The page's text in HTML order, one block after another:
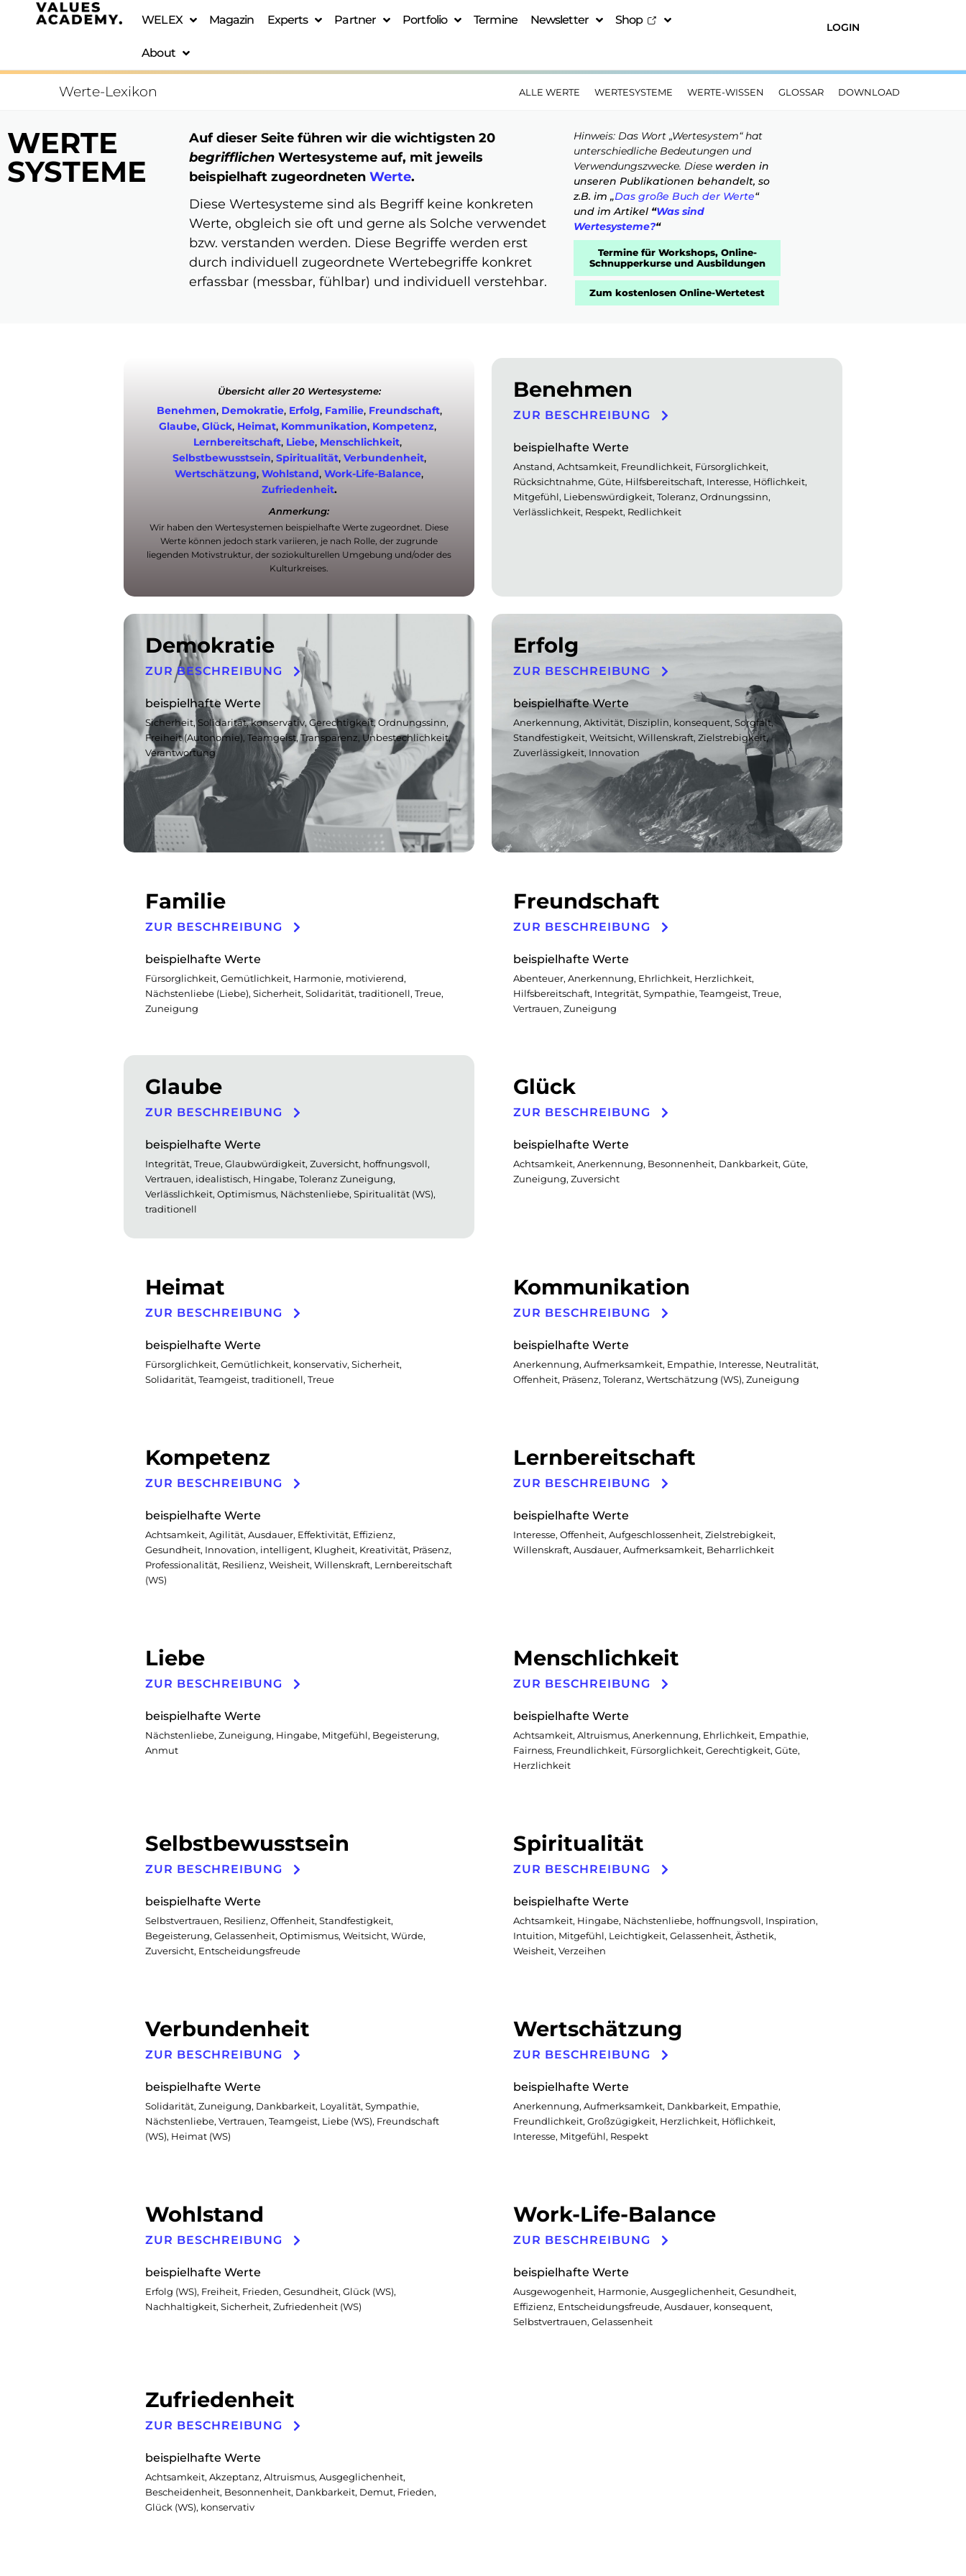
WELEX Magazin Experts Partner Portfolio Termine Newsletter Shop
About
LOGIN
Werte-Lexikon ALLE WERTE WERTESYSTEME WERTE-WISSEN GLOSSAR DOWNLOAD
WERTE
SYSTEME
Auf dieser Seite führen wir die wichtigsten 20
begrifflichen Wertesysteme auf, mit jeweils
beispielhaft zugeordneten Werte.
Diese Wertesysteme sind als Begriff keine konkreten
Werte, obgleich sie oft und gerne als Solche verwendet
bzw. verstanden werden. Diese Begriffe werden erst
durch individuell zugeordnete Wertebegriffe konkret
erfassbar (messbar, fühlbar) und individuell verstehbar.
Hinweis: Das Wort „Wertesystem“ hat
unterschiedliche Bedeutungen und
Verwendungszwecke. Diese werden in
unseren Publikationen behandelt, so
z.B. im „Das große Buch der Werte“
und im Artikel “Was sind
Wertesysteme?“
Termine für Workshops, Online-
Schnupperkurse und Ausbildungen
Zum kostenlosen Online-Wertetest
Übersicht aller 20 Wertesysteme:
Benehmen, Demokratie, Erfolg, Familie, Freundschaft,
Glaube, Glück, Heimat, Kommunikation, Kompetenz,
Lernbereitschaft, Liebe, Menschlichkeit,
Selbstbewusstsein, Spiritualität, Verbundenheit,
Wertschätzung, Wohlstand, Work-Life-Balance,
Zufriedenheit.
Anmerkung:
Wir haben den Wertesystemen beispielhafte Werte zugeordnet. Diese
Werte können jedoch stark variieren, je nach Rolle, der zugrunde
liegenden Motivstruktur, der soziokulturellen Umgebung und/oder des
Kulturkreises.
Benehmen
ZUR BESCHREIBUNG
beispielhafte Werte
Anstand, Achtsamkeit, Freundlichkeit, Fürsorglichkeit,
Rücksichtnahme, Güte, Hilfsbereitschaft, Interesse, Höflichkeit,
Mitgefühl, Liebenswürdigkeit, Toleranz, Ordnungssinn,
Verlässlichkeit, Respekt, Redlichkeit
Demokratie
ZUR BESCHREIBUNG
beispielhafte Werte
Sicherheit, Solidarität, konservativ, Gerechtigkeit, Ordnungssinn,
Freiheit (Autonomie), Teamgeist, Transparenz, Unbestechlichkeit,
Verantwortung
Erfolg
ZUR BESCHREIBUNG
beispielhafte Werte
Anerkennung, Aktivität, Disziplin, konsequent, Sorgfalt,
Standfestigkeit, Weitsicht, Willenskraft, Zielstrebigkeit,
Zuverlässigkeit, Innovation
Familie
ZUR BESCHREIBUNG
beispielhafte Werte
Fürsorglichkeit, Gemütlichkeit, Harmonie, motivierend,
Nächstenliebe (Liebe), Sicherheit, Solidarität, traditionell, Treue,
Zuneigung
Freundschaft
ZUR BESCHREIBUNG
beispielhafte Werte
Abenteuer, Anerkennung, Ehrlichkeit, Herzlichkeit,
Hilfsbereitschaft, Integrität, Sympathie, Teamgeist, Treue,
Vertrauen, Zuneigung
Glaube
ZUR BESCHREIBUNG
beispielhafte Werte
Integrität, Treue, Glaubwürdigkeit, Zuversicht, hoffnungsvoll,
Vertrauen, idealistisch, Hingabe, Toleranz Zuneigung,
Verlässlichkeit, Optimismus, Nächstenliebe, Spiritualität (WS),
traditionell
Glück
ZUR BESCHREIBUNG
beispielhafte Werte
Achtsamkeit, Anerkennung, Besonnenheit, Dankbarkeit, Güte,
Zuneigung, Zuversicht
Heimat
ZUR BESCHREIBUNG
beispielhafte Werte
Fürsorglichkeit, Gemütlichkeit, konservativ, Sicherheit,
Solidarität, Teamgeist, traditionell, Treue
Kommunikation
ZUR BESCHREIBUNG
beispielhafte Werte
Anerkennung, Aufmerksamkeit, Empathie, Interesse, Neutralität,
Offenheit, Präsenz, Toleranz, Wertschätzung (WS), Zuneigung
Kompetenz
ZUR BESCHREIBUNG
beispielhafte Werte
Achtsamkeit, Agilität, Ausdauer, Effektivität, Effizienz,
Gesundheit, Innovation, intelligent, Klugheit, Kreativität, Präsenz,
Professionalität, Resilienz, Weisheit, Willenskraft, Lernbereitschaft
(WS)
Lernbereitschaft
ZUR BESCHREIBUNG
beispielhafte Werte
Interesse, Offenheit, Aufgeschlossenheit, Zielstrebigkeit,
Willenskraft, Ausdauer, Aufmerksamkeit, Beharrlichkeit
Liebe
ZUR BESCHREIBUNG
beispielhafte Werte
Nächstenliebe, Zuneigung, Hingabe, Mitgefühl, Begeisterung,
Anmut
Menschlichkeit
ZUR BESCHREIBUNG
beispielhafte Werte
Achtsamkeit, Altruismus, Anerkennung, Ehrlichkeit, Empathie,
Fairness, Freundlichkeit, Fürsorglichkeit, Gerechtigkeit, Güte,
Herzlichkeit
Selbstbewusstsein
ZUR BESCHREIBUNG
beispielhafte Werte
Selbstvertrauen, Resilienz, Offenheit, Standfestigkeit,
Begeisterung, Gelassenheit, Optimismus, Weitsicht, Würde,
Zuversicht, Entscheidungsfreude
Spiritualität
ZUR BESCHREIBUNG
beispielhafte Werte
Achtsamkeit, Hingabe, Nächstenliebe, hoffnungsvoll, Inspiration,
Intuition, Mitgefühl, Leichtigkeit, Gelassenheit, Ästhetik,
Weisheit, Verzeihen
Verbundenheit
ZUR BESCHREIBUNG
beispielhafte Werte
Solidarität, Zuneigung, Dankbarkeit, Loyalität, Sympathie,
Nächstenliebe, Vertrauen, Teamgeist, Liebe (WS), Freundschaft
(WS), Heimat (WS)
Wertschätzung
ZUR BESCHREIBUNG
beispielhafte Werte
Anerkennung, Aufmerksamkeit, Dankbarkeit, Empathie,
Freundlichkeit, Großzügigkeit, Herzlichkeit, Höflichkeit,
Interesse, Mitgefühl, Respekt
Wohlstand
ZUR BESCHREIBUNG
beispielhafte Werte
Erfolg (WS), Freiheit, Frieden, Gesundheit, Glück (WS),
Nachhaltigkeit, Sicherheit, Zufriedenheit (WS)
Work-Life-Balance
ZUR BESCHREIBUNG
beispielhafte Werte
Ausgewogenheit, Harmonie, Ausgeglichenheit, Gesundheit,
Effizienz, Entscheidungsfreude, Ausdauer, konsequent,
Selbstvertrauen, Gelassenheit
Zufriedenheit
ZUR BESCHREIBUNG
beispielhafte Werte
Achtsamkeit, Akzeptanz, Altruismus, Ausgeglichenheit,
Bescheidenheit, Besonnenheit, Dankbarkeit, Demut, Frieden,
Glück (WS), konservativ